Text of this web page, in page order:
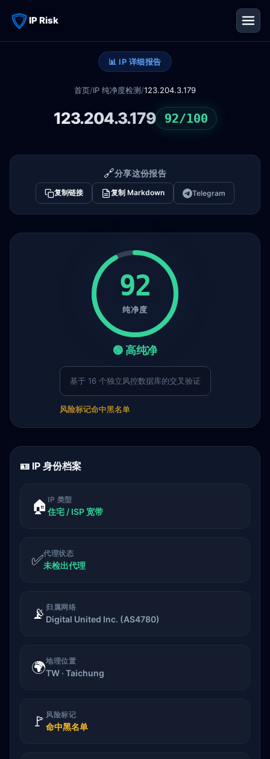
IP Risk
📊 IP 详细报告
首页/IP 纯净度检测/123.204.3.179
123.204.3.179 92/100
🔗分享这份报告
复制链接 复制 Markdown Telegram
92
纯净度
🟢 高纯净
基于 16 个独立风控数据库的交叉验证
风险标记命中黑名单
🪪 IP 身份档案
🏠 IP 类型
住宅 / ISP 宽带
✅代理状态
未检出代理
📡 归属网络
Digital United Inc. (AS4780)
🌍地理位置
TW · Taichung
🚩 风险标记
命中黑名单